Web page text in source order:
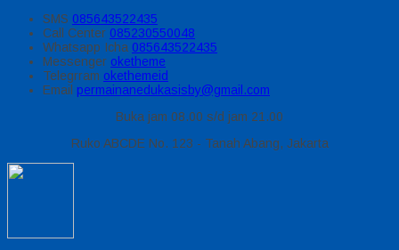
SMS 085643522435
Call Center 085230550048
Whatsapp Icha 085643522435
Messenger oketheme
Telegrram okethemeid
Email permainanedukasisby@gmail.com
Buka jam 08.00 s/d jam 21.00
Ruko ABCDE No. 123 - Tanah Abang, Jakarta